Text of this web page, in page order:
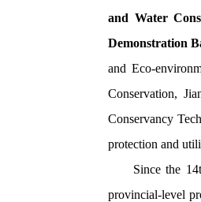
and Water
Demonstration
and Eco-
Conservation,
Conservancy
protection and
Since the
provincial-level